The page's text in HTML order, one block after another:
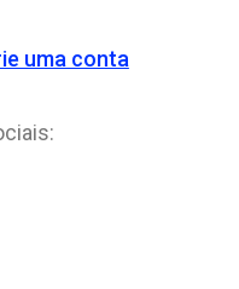
uma conta